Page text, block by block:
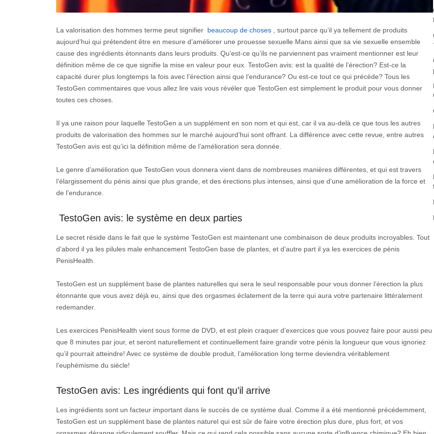
La valorisation des hommes terme peut signifier beaucoup de choses , surtout parce qu’il ya tellement de produits
aujourd’hui qui prétendent être en mesure d’améliorer une prouesse sexuelle Mans ainsi que sa vie sexuelle ensemble
cause des ingrédients étonnants dans leurs produits. Qu’est-ce qu’ils ne parviennent pas vraiment mentionner est leur
définition même de ce que signifie la mise en valeur pour eux. TestoGen avis: est la qualité de l’érection? Est-ce la
capacité durer plus longtemps la fois avec l’érection ainsi que l’endurance? Ou est-ce tout ce qui précède? Tous les
TestoGen commentaires que vous allez lire vais vous révéler que TestoGen est simplement le produit pour vous donner
toutes ces choses.
Il ya une raison pour laquelle TestoGen a un supplément en son nom et qui est, car il va au-delà ce que tous les autres
produits de valorisation des hommes sur le marché aujourd’hui sont offrant. La différence avec cette revue, entre autres
TestoGen avis est qu’ici la définition même de l’amélioration sera donnée.
Le genre d’amélioration que TestoGen vous donnera vient dans de nombreuses manières différentes, et qui est travers
l’élargissement du pénis ainsi que plus grande, et des érections plus intenses, ainsi que d’une amélioration de la force et
de l’endurance.
TestoGen avis: le système en deux parties
Le secret réside dans le fait que le système TestoGen est maintenant une combinaison de deux produits incroyables. Tout
d’abord il ya les pilules male enhancement TestoGen base de plantes, et d’autre part il ya les exercices de pénis
PenisHealth.
TestoGen est un supplément base de plantes naturelles qui sera le seul responsable pour vous donner l’érection la plus
étonnante que vous avez déjà eu, ainsi que des orgasmes éclatement de la terre qui aura votre partenaire littéralement
redemander.
Les exercices PenisHealth vient sous forme de DVD, et est plein craquer d’exercices que vous pouvez faire pour aussi peu
que 8 minutes par jour, et seront naturellement et continuellement faire grandir votre pénis la longueur que vous ignoriez
qu’il pourrait atteindre! Avec ce système de double produit, l’amélioration long terme deviendra véritablement
l’euphémisme du siècle!
TestoGen avis: Les ingrédients qui font qu’il arrive
Les ingrédients sont un facteur important dans le succès de ce système dual. Comme il a été mentionné précédemment,
TestoGen est un supplément base de plantes naturel qui est sûr de faire votre érection plus dure, plus fort, et vos